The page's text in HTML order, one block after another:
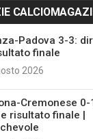
Padova 3-3:
finale
2026
Cremonese
risultato finale |